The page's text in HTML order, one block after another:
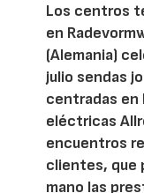
Los centros
en
(Alemania)
julio sendas
centradas en
eléctricas
encuentros
clientes, que
mano las